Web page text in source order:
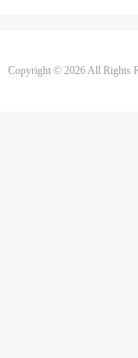
Copyright © 2026 All Rights